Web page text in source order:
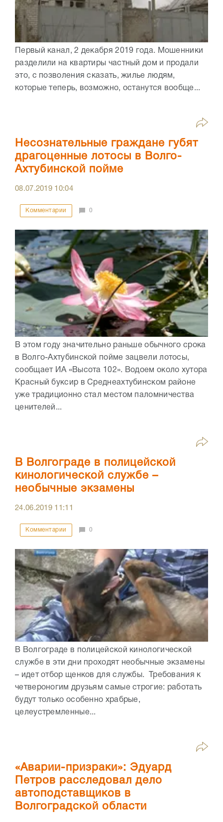
Первый канал, 2 декабря 2019 года. Мошенники
разделили на квартиры частный дом и продали
это, с позволения сказать, жилье людям,
которые теперь, возможно, останутся вообще...
Несознательные граждане губят
драгоценные лотосы в Волго-
Ахтубинской пойме
08.07.2019 10:04
Комментарии 0
В этом году значительно раньше обычного срока
в Волго-Ахтубинской пойме зацвели лотосы,
сообщает ИА «Высота 102». Водоем около хутора
Красный буксир в Среднеахтубинском районе
уже традиционно стал местом паломничества
ценителей...
В Волгограде в полицейской
кинологической службе –
необычные экзамены
24.06.2019 11:11
Комментарии 0
В Волгограде в полицейской кинологической
службе в эти дни проходят необычные экзамены
– идет отбор щенков для службы. Требования к
четвероногим друзьям самые строгие: работать
будут только особенно храбрые,
целеустремленные...
«Аварии-призраки»: Эдуард
Петров расследовал дело
автоподставщиков в
Волгоградской области